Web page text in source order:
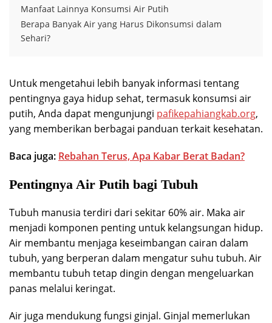
Manfaat Lainnya Konsumsi Air Putih
Berapa Banyak Air yang Harus Dikonsumsi dalam
Sehari?
Untuk mengetahui lebih banyak informasi tentang
pentingnya gaya hidup sehat, termasuk konsumsi air
putih, Anda dapat mengunjungi pafikepahiangkab.org,
yang memberikan berbagai panduan terkait kesehatan.
Baca juga: Rebahan Terus, Apa Kabar Berat Badan?
Pentingnya Air Putih bagi Tubuh
Tubuh manusia terdiri dari sekitar 60% air. Maka air
menjadi komponen penting untuk kelangsungan hidup.
Air membantu menjaga keseimbangan cairan dalam
tubuh, yang berperan dalam mengatur suhu tubuh. Air
membantu tubuh tetap dingin dengan mengeluarkan
panas melalui keringat.
Air juga mendukung fungsi ginjal. Ginjal memerlukan